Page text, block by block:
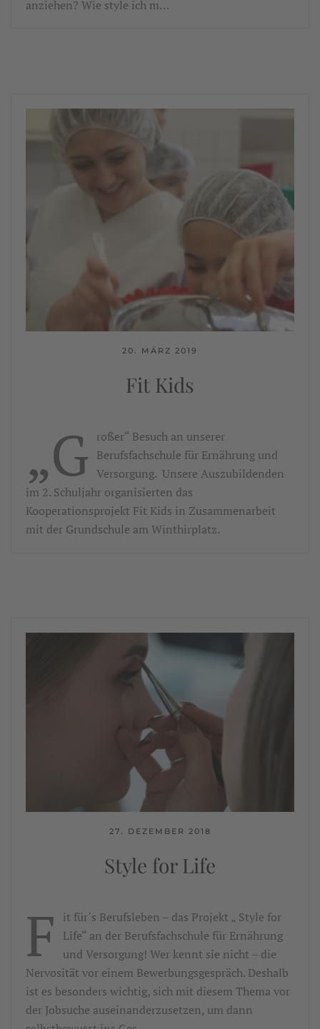
anziehen? Wie style ich m…
20. MÄRZ 2019
Fit Kids
„G roßer“ Besuch an unserer
Berufsfachschule für Ernährung und
Versorgung. Unsere Auszubildenden
im 2. Schuljahr organisierten das
Kooperationsprojekt Fit Kids in Zusammenarbeit
mit der Grundschule am Winthirplatz.
27. DEZEMBER 2018
Style for Life
F
it für´s Berufsleben – das Projekt „ Style for
Life“ an der Berufsfachschule für Ernährung
und Versorgung! Wer kennt sie nicht – die
Nervosität vor einem Bewerbungsgespräch. Deshalb
ist es besonders wichtig, sich mit diesem Thema vor
der Jobsuche auseinanderzusetzen, um dann